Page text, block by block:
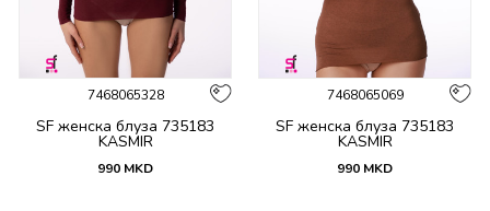
7468065328
SF женска блуза 735183
KASMIR
990 MKD
7468065069
SF женска блуза 735183
KASMIR
990 MKD